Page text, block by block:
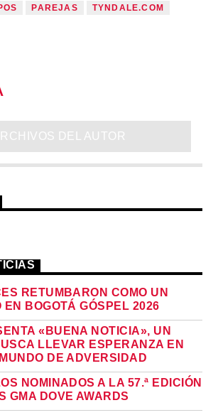
PAREJAS TYNDALE.COM
DEL AUTOR
RETUMBARON COMO UN
EN BOGOTÁ GÓSPEL 2026
«BUENA NOTICIA», UN
LLEVAR ESPERANZA EN
DE ADVERSIDAD
NOMINADOS A LA 57.ª EDICIÓN
GMA DOVE AWARDS